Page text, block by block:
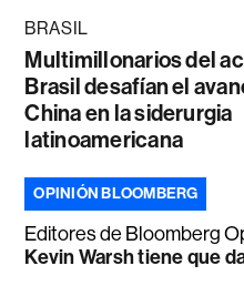
BRASIL
Multimillonarios del
Brasil desafían el
China en la siderurgia
latinoamericana
OPINIÓN BLOOMBERG
Editores de Bloomberg
Kevin Warsh tiene que